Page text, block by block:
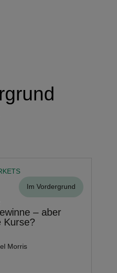
Im Vordergrund
– aber
Kurse?
Morris